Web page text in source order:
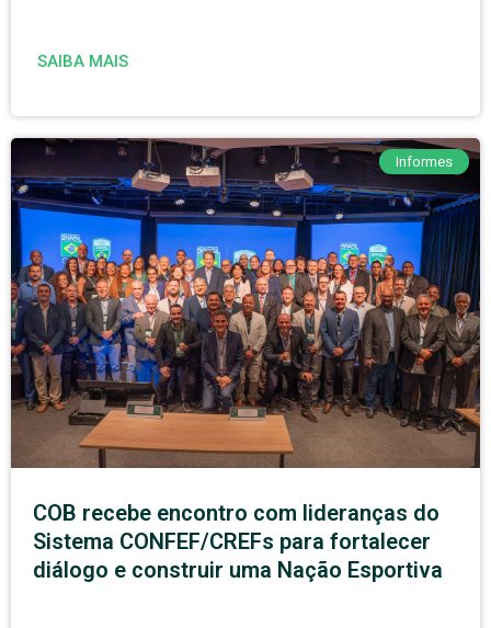
SAIBA MAIS
Informes
COB recebe encontro com lideranças do
Sistema CONFEF/CREFs para fortalecer
diálogo e construir uma Nação Esportiva